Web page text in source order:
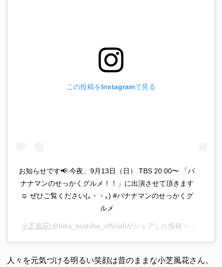
この投稿をInstagramで見る
お知らせです📢 今夜、9月13日（日） TBS 20:00〜 「バ
ナナマンのせっかくグルメ！！」に出演させて頂きます
☺︎ ぜひご覧ください(｡・・｡) #バナナマンのせっかくグ
ルメ
小芝風花(@fuka_koshiba_official)がシェアした投稿 –
人々を元気づける明るい笑顔は昔のままな小芝風花さん。